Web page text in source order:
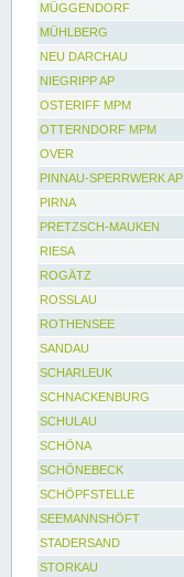
MÜGGENDORF
MÜHLBERG
NEU DARCHAU
NIEGRIPP AP
OSTERIFF MPM
OTTERNDORF MPM
OVER
PINNAU-SPERRWERK AP
PIRNA
PRETZSCH-MAUKEN
RIESA
ROGÄTZ
ROSSLAU
ROTHENSEE
SANDAU
SCHARLEUK
SCHNACKENBURG
SCHULAU
SCHÖNA
SCHÖNEBECK
SCHÖPFSTELLE
SEEMANNSHÖFT
STADERSAND
STORKAU